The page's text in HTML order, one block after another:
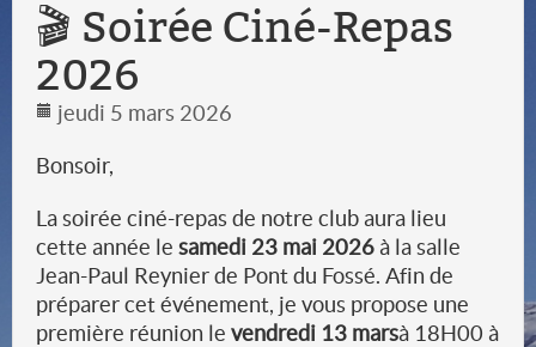
🎬 Soirée Ciné-Repas
2026
jeudi 5 mars 2026
Bonsoir,
La soirée ciné-repas de notre club aura lieu
cette année le samedi 23 mai 2026 à la salle
Jean-Paul Reynier de Pont du Fossé. Afin de
préparer cet événement, je vous propose une
première réunion le vendredi 13 marsà 18H00 à